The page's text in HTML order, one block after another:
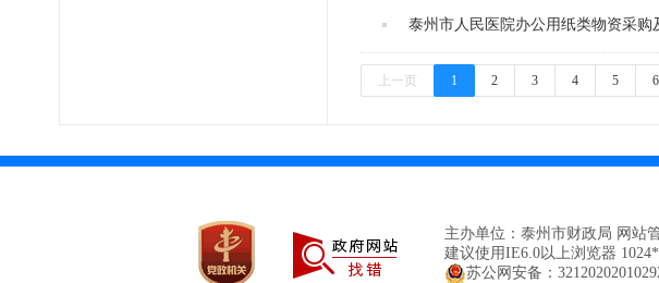
泰州市人民医院办公用纸类物资采
上一页 1 2 3 4 5 6
主办单位：泰州市财政局 网站
建议使用IE6.0以上浏览器
苏公网安备：